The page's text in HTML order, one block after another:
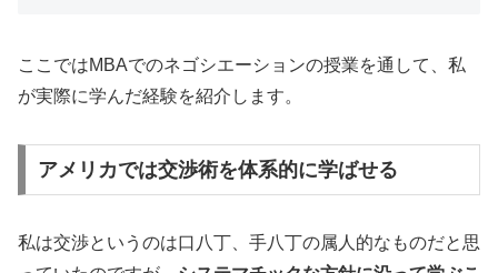
ここではMBAでのネゴシエーションの授業を通して、私
が実際に学んだ経験を紹介します。
アメリカでは交渉術を体系的に学ばせる
私は交渉というのは口八丁、手八丁の属人的なものだと思